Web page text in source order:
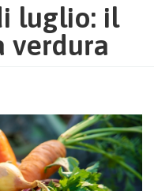
luglio: il